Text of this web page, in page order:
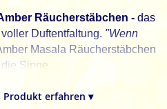
Räucherstäbchen - das
Duftentfaltung. "Wenn
Masala Räucherstäbchen
Sinne.
Produkt erfahren ▾